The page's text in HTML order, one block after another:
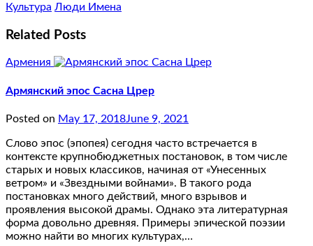
Культура Люди Имена
Related Posts
Армения
Армянский эпос Сасна Црер
Posted on May 17, 2018June 9, 2021
Слово эпос (эпопея) сегодня часто встречается в
контексте крупнобюджетных постановок, в том числе
старых и новых классиков, начиная от «Унесенных
ветром» и «Звездными войнами». В такого рода
постановках много действий, много взрывов и
проявления высокой драмы. Однако эта литературная
форма довольно древняя. Примеры эпической поэзии
можно найти во многих культурах,…